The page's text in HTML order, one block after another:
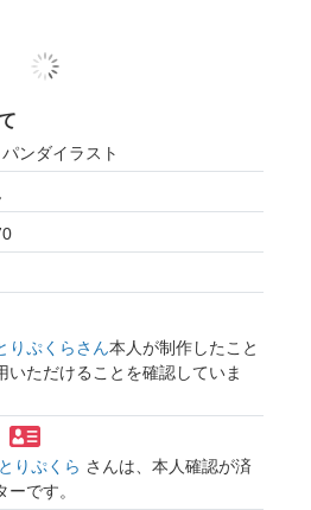
ンダイラスト
りぷくらさん本人が制作したこと
いただけることを確認していま
りぷくら さんは、本人確認が済
です。